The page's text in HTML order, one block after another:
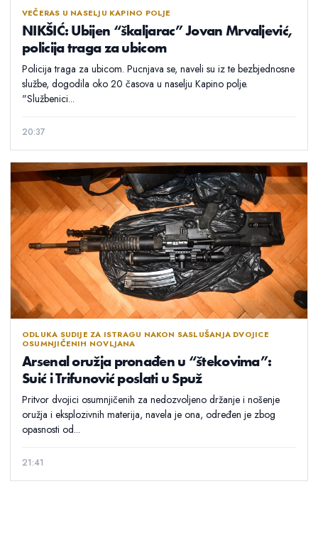
VEČERAS U NASELJU KAPINO POLJE
NIKŠIĆ: Ubijen “škaljarac” Jovan Mrvaljević,
policija traga za ubicom
Policija traga za ubicom. Pucnjava se, naveli su iz te bezbjednosne
službe, dogodila oko 20 časova u naselju Kapino polje.
"Službenici...
20:37
ODLUKA SUDIJE ZA ISTRAGU NAKON SASLUŠANJA DVOJICE
OSUMNJIČENIH NOVLJANA
Arsenal oružja pronađen u “štekovima”:
Suić i Trifunović poslati u Spuž
Pritvor dvojici osumnjičenih za nedozvoljeno držanje i nošenje
oružja i eksplozivnih materija, navela je ona, određen je zbog
opasnosti od...
21:41